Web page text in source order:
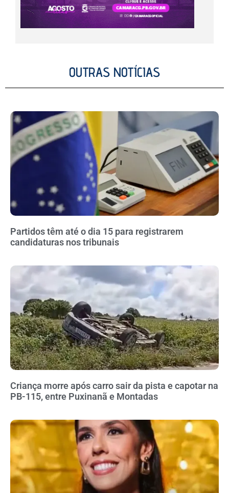
OUTRAS NOTÍCIAS
Partidos têm até o dia 15 para registrarem
candidaturas nos tribunais
Criança morre após carro sair da pista e capotar na
PB-115, entre Puxinanã e Montadas